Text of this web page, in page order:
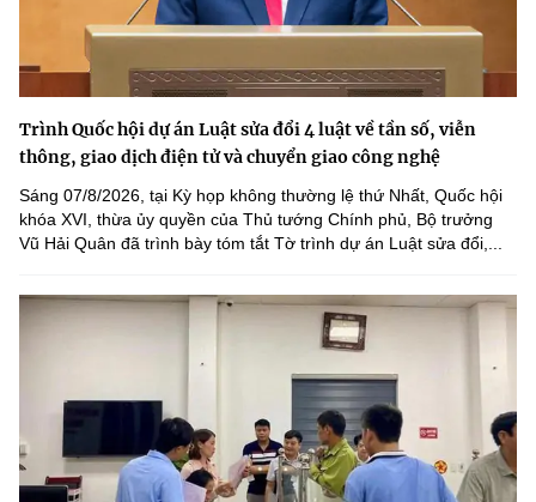
Trình Quốc hội dự án Luật sửa đổi 4 luật về tần số, viễn
thông, giao dịch điện tử và chuyển giao công nghệ
Sáng 07/8/2026, tại Kỳ họp không thường lệ thứ Nhất, Quốc hội
khóa XVI, thừa ủy quyền của Thủ tướng Chính phủ, Bộ trưởng
Vũ Hải Quân đã trình bày tóm tắt Tờ trình dự án Luật sửa đổi,...